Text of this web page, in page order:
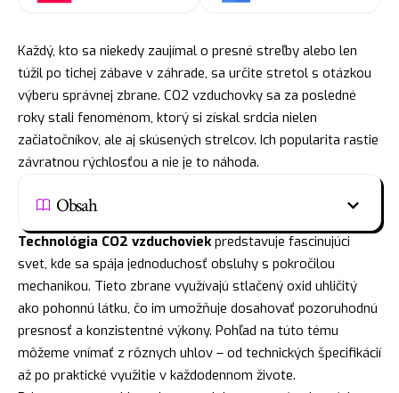
Každý, kto sa niekedy zaujímal o presné streľby alebo len
túžil po tichej zábave v záhrade, sa určite stretol s otázkou
výberu správnej zbrane. CO2 vzduchovky sa za posledné
roky stali fenoménom, ktorý si získal srdcia nielen
začiatočníkov, ale aj skúsených strelcov. Ich popularita rastie
závratnou rýchlosťou a nie je to náhoda.
Obsah
Technológia CO2 vzduchoviekpredstavuje fascinujúci
svet, kde sa spája jednoduchosť obsluhy s pokročilou
mechanikou. Tieto zbrane využívajú stlačený oxid uhličitý
ako pohonnú látku, čo im umožňuje dosahovať pozoruhodnú
presnosť a konzistentné výkony. Pohľad na túto tému
môžeme vnímať z rôznych uhlov – od technických špecifikácií
až po praktické využitie v každodennom živote.